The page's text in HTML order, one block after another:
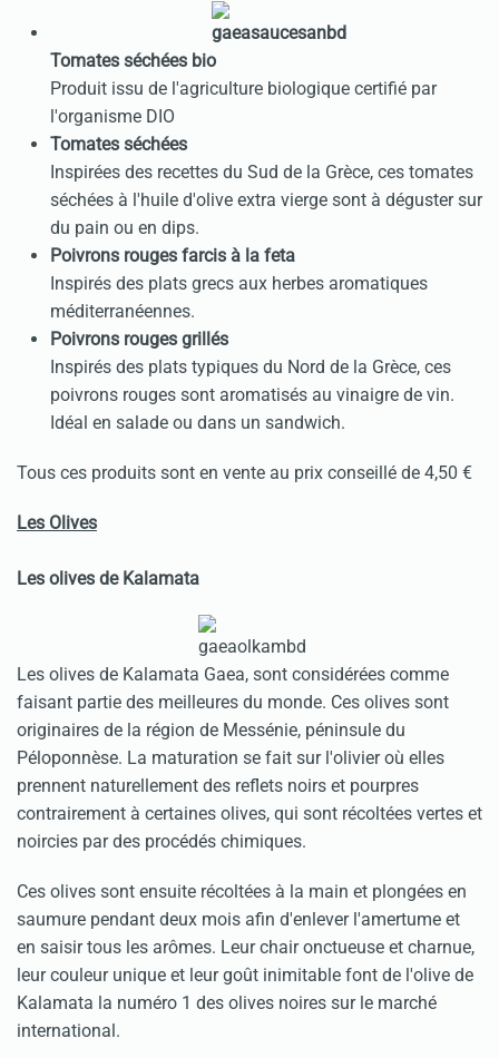
Tomates séchées bio
Produit issu de l'agriculture biologique certifié par
l'organisme DIO
Tomates séchées
Inspirées des recettes du Sud de la Grèce, ces tomates
séchées à l'huile d'olive extra vierge sont à déguster sur
du pain ou en dips.
Poivrons rouges farcis à la feta
Inspirés des plats grecs aux herbes aromatiques
méditerranéennes.
Poivrons rouges grillés
Inspirés des plats typiques du Nord de la Grèce, ces
poivrons rouges sont aromatisés au vinaigre de vin.
Idéal en salade ou dans un sandwich.
Tous ces produits sont en vente au prix conseillé de 4,50 €
Les Olives
Les olives de Kalamata
Les olives de Kalamata Gaea, sont considérées comme
faisant partie des meilleures du monde. Ces olives sont
originaires de la région de Messénie, péninsule du
Péloponnèse. La maturation se fait sur l'olivier où elles
prennent naturellement des reflets noirs et pourpres
contrairement à certaines olives, qui sont récoltées vertes et
noircies par des procédés chimiques.
Ces olives sont ensuite récoltées à la main et plongées en
saumure pendant deux mois afin d'enlever l'amertume et
en saisir tous les arômes. Leur chair onctueuse et charnue,
leur couleur unique et leur goût inimitable font de l'olive de
Kalamata la numéro 1 des olives noires sur le marché
international.